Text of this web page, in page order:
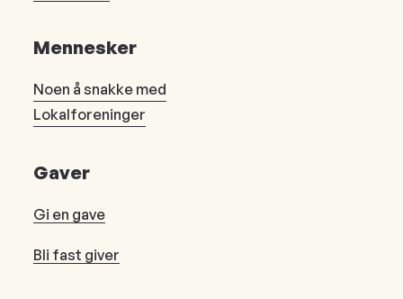
Mennesker
Noen å snakke med
Lokalforeninger
Gaver
Gi en gave
Bli fast giver